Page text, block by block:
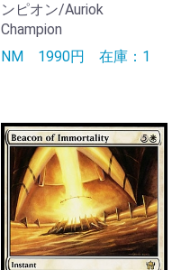
ンピオン/Auriok
Champion
NM 1990円 在庫：1